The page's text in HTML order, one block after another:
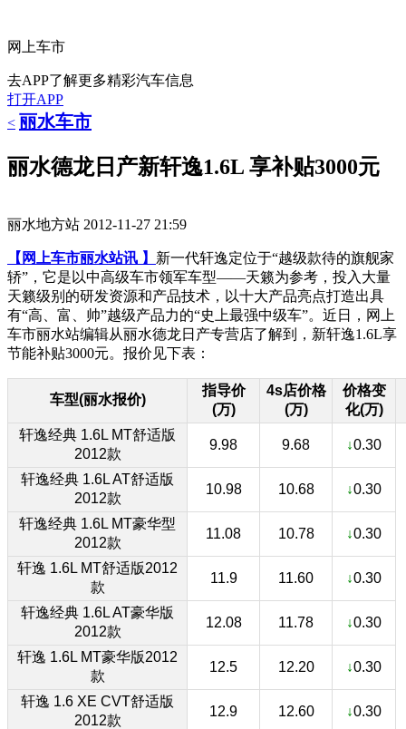
网上车市
去APP了解更多精彩汽车信息
打开APP
< 丽水车市
丽水德龙日产新轩逸1.6L 享补贴3000元
丽水地方站 2012-11-27 21:59
【网上车市丽水站讯 】 新一代轩逸定位于“越级款待的旗舰家
轿”，它是以中高级车市领军车型——天籁为参考，投入大量
天籁级别的研发资源和产品技术，以十大产品亮点打造出具
有“高、富、帅”越级产品力的“史上最强中级车”。近日，网上
车市丽水站编辑从丽水德龙日产专营店了解到，新轩逸1.6L享
节能补贴3000元。报价见下表：
车型(丽水报价)
指导价
(万)
4s店价格
(万)
价格变
化(万)
轩逸经典 1.6L MT舒适版
2012款
9.98 9.68 ↓0.30
轩逸经典 1.6L AT舒适版
2012款
10.98 10.68 ↓0.30
轩逸经典 1.6L MT豪华型
2012款
11.08 10.78 ↓0.30
轩逸 1.6L MT舒适版2012
款
11.9 11.60 ↓0.30
轩逸经典 1.6L AT豪华版
2012款
12.08 11.78 ↓0.30
轩逸 1.6L MT豪华版2012
款
12.5 12.20 ↓0.30
轩逸 1.6 XE CVT舒适版
2012款
12.9 12.60 ↓0.30